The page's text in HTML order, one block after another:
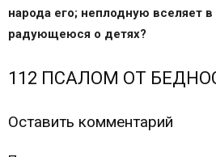
народа его; неплодную вселяет
радующеюся о детях?
112 ПСАЛОМ ОТ
Оставить комментарий